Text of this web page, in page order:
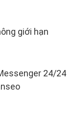
giới hạn
24/24